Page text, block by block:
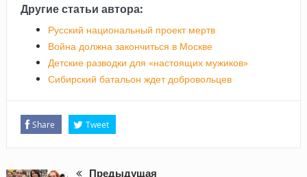
Другие статьи автора:
Русский национальный проект мертв
Война должна закончиться в Москве
Детские разводки для «настоящих мужиков»
Сибирский батальон ждет добровольцев
Share Tweet
Предыдущая